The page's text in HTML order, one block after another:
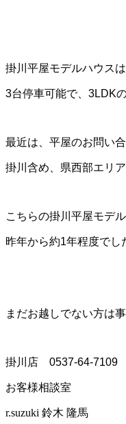
掛川平屋モデルハウス
3台停車可能で、3LDK
最近は、平屋のお問い
掛川含め、県西部エリ
こちらの掛川平屋モデ
昨年から約1年程度でし
まだお越しでない方は
掛川店 0537-64-7109
お客様相談室
r.suzuki 鈴木 隆馬